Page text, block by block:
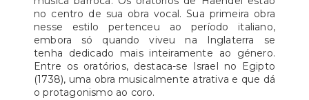
no centro de sua obra vocal. Sua primeira obra
nesse estilo pertenceu ao período italiano,
embora só quando viveu na Inglaterra se
tenha dedicado mais inteiramente ao género.
Entre os oratórios, destaca-se Israel no Egipto
(1738), uma obra musicalmente atrativa e que dá
o protagonismo ao coro.